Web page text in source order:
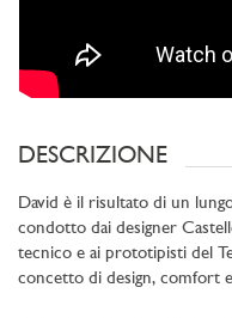
DESCRIZIONE
David è il risultato di un
condotto dai designer
tecnico e ai prototipisti del
concetto di design, comfort